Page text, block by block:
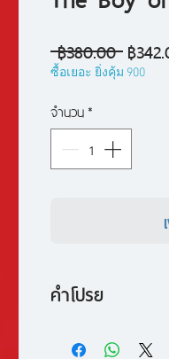
฿380.00 ราคา
ปกติ
฿
ซื้อเยอะ ยิ่งคุ้ม 900
จำนวน*
คำโปรย
The Boy on the